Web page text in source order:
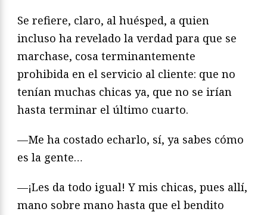
Se refiere, claro, al huésped, a quien
incluso ha revelado la verdad para que se
marchase, cosa terminantemente
prohibida en el servicio al cliente: que no
tenían muchas chicas ya, que no se irían
hasta terminar el último cuarto.
—Me ha costado echarlo, sí, ya sabes cómo
es la gente…
—¡Les da todo igual! Y mis chicas, pues allí,
mano sobre mano hasta que el bendito